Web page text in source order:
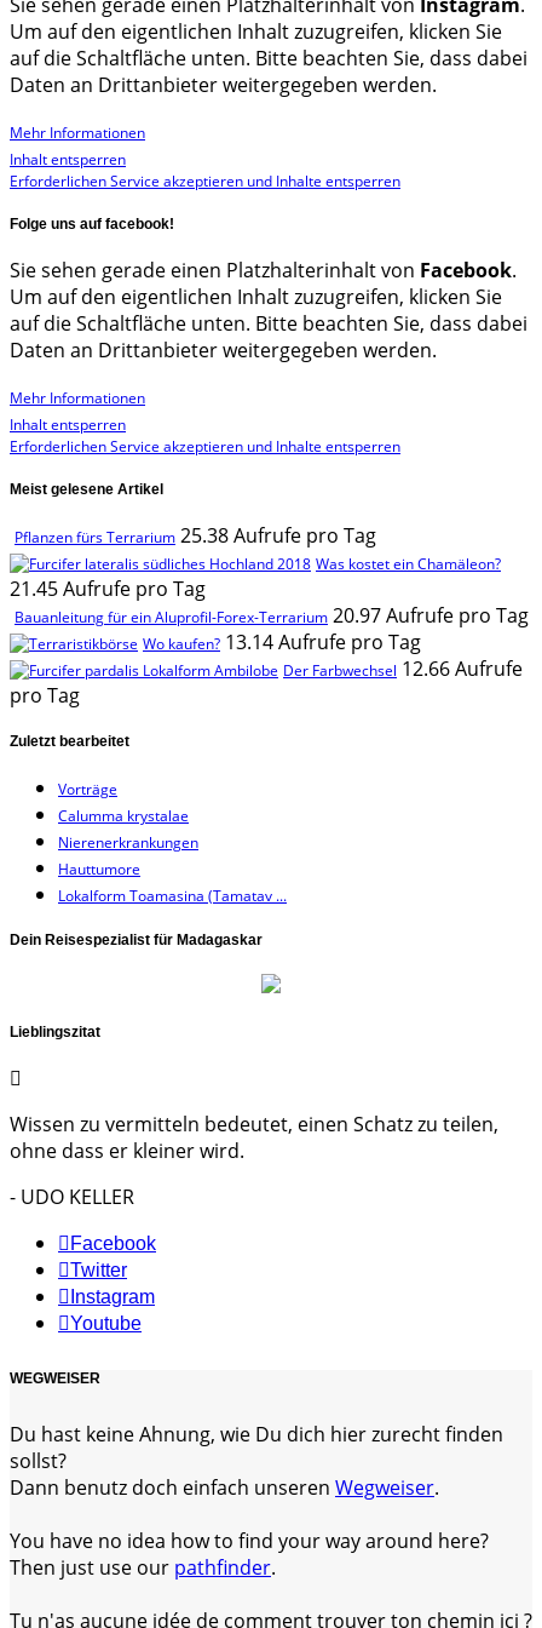
Um auf den eigentlichen Inhalt zuzugreifen, klicken Sie
auf die Schaltfläche unten. Bitte beachten Sie, dass dabei
Daten an Drittanbieter weitergegeben werden.
Mehr Informationen
Inhalt entsperren
Erforderlichen Service akzeptieren und Inhalte entsperren
Folge uns auf facebook!
Sie sehen gerade einen Platzhalterinhalt von Facebook.
Um auf den eigentlichen Inhalt zuzugreifen, klicken Sie
auf die Schaltfläche unten. Bitte beachten Sie, dass dabei
Daten an Drittanbieter weitergegeben werden.
Mehr Informationen
Inhalt entsperren
Erforderlichen Service akzeptieren und Inhalte entsperren
Meist gelesene Artikel
Pflanzen fürs Terrarium 25.38 Aufrufe pro Tag
Was kostet ein Chamäleon?
21.45 Aufrufe pro Tag
Bauanleitung für ein Aluprofil-Forex-Terrarium 20.97 Aufrufe pro Tag
Wo kaufen? 13.14 Aufrufe pro Tag
Der Farbwechsel 12.66 Aufrufe
pro Tag
Zuletzt bearbeitet
Vorträge
Calumma krystalae
Nierenerkrankungen
Hauttumore
Lokalform Toamasina (Tamatav ...
Dein Reisespezialist für Madagaskar
Lieblingszitat
Wissen zu vermitteln bedeutet, einen Schatz zu teilen,
ohne dass er kleiner wird.
- UDO KELLER
Facebook
Twitter
Instagram
Youtube
WEGWEISER
Du hast keine Ahnung, wie Du dich hier zurecht finden
sollst?
Dann benutz doch einfach unseren Wegweiser.
You have no idea how to find your way around here?
Then just use our pathfinder.
Tu n'as aucune idée de comment trouver ton chemin ici ?